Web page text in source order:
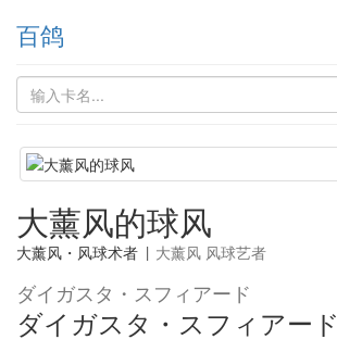
百鸽
大薰风的球风
大薰风・风球术者 | 大薰风 风球艺者
ダイガスタ・スフィアード
ダイガスタ・スフィアード